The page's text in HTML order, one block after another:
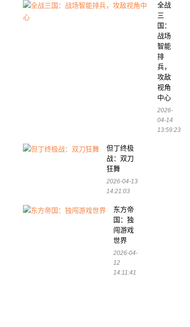
全战
三
国：
战场
智能
排
兵，
攻敌
视角
中心
2026-
04-14
13:59:23
但丁终极
战：双刀
狂舞
2026-04-13
14:21:03
东方帝
国：独
闯游戏
世界
2026-04-
12
14:11:41